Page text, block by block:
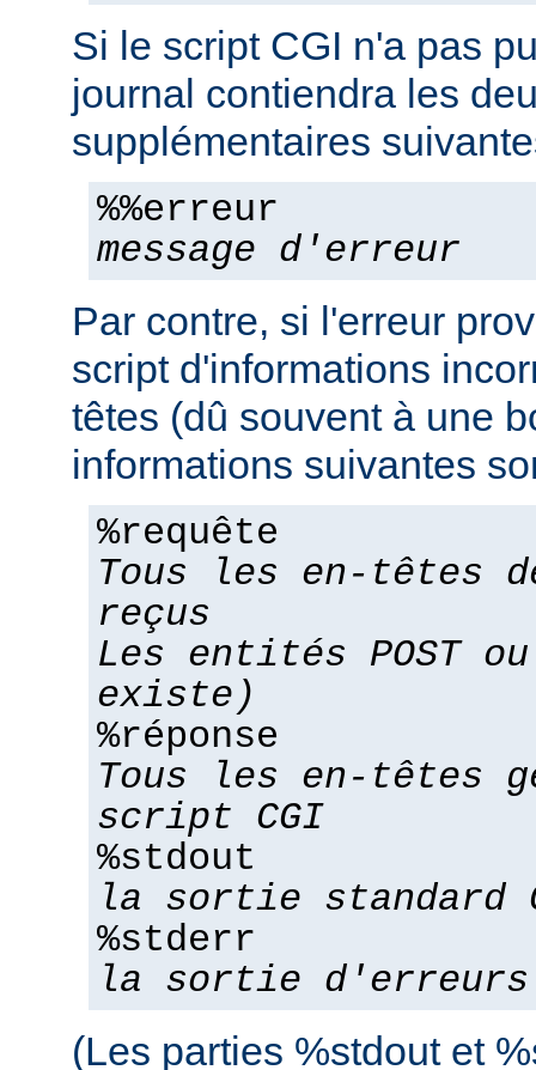
Si le script CGI n'a pas
journal contiendra les
supplémentaires
%%erreur
message d'erreur
Par contre, si l'erreur
script d'informations
têtes (dû souvent à une
informations suivantes
%requête
Tous les en-têtes
reçus
Les entités POST
existe)
%réponse
Tous les en-têtes
script CGI
%stdout
la sortie standard
%stderr
la sortie d'erreurs
(Les parties %stdout et